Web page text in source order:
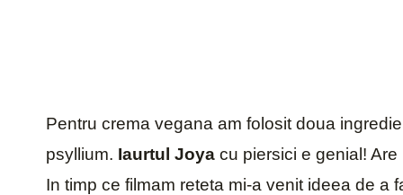
Pentru crema vegana am folosit doua
psyllium. Iaurtul Joya cu piersici e genial!
In timp ce filmam reteta mi-a venit ideea de a